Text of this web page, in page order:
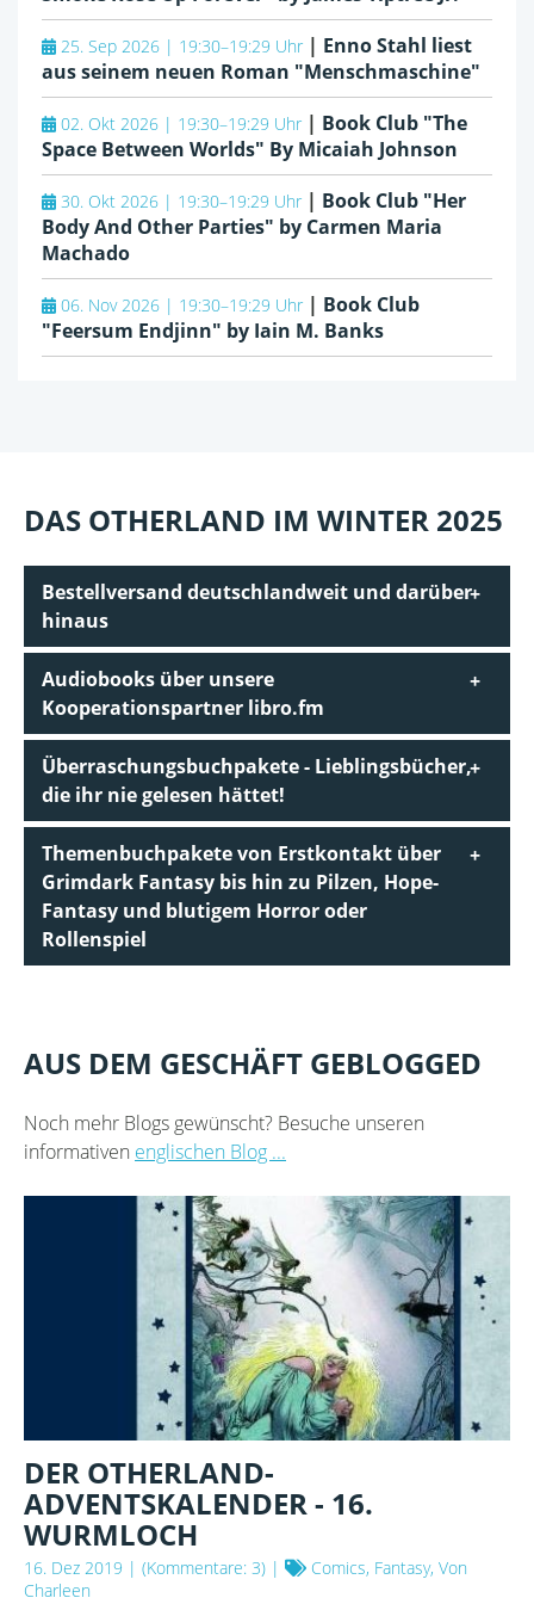
25. Sep 2026 | 19:30–19:29 Uhr | Enno Stahl liest
aus seinem neuen Roman "Menschmaschine"
02. Okt 2026 | 19:30–19:29 Uhr | Book Club "The
Space Between Worlds" By Micaiah Johnson
30. Okt 2026 | 19:30–19:29 Uhr | Book Club "Her
Body And Other Parties" by Carmen Maria
Machado
06. Nov 2026 | 19:30–19:29 Uhr | Book Club
"Feersum Endjinn" by Iain M. Banks
DAS OTHERLAND IM WINTER 2025
Bestellversand deutschlandweit und darüber
hinaus
Audiobooks über unsere
Kooperationspartner libro.fm
Überraschungsbuchpakete - Lieblingsbücher,
die ihr nie gelesen hättet!
Themenbuchpakete von Erstkontakt über
Grimdark Fantasy bis hin zu Pilzen, Hope-
Fantasy und blutigem Horror oder
Rollenspiel
AUS DEM GESCHÄFT GEBLOGGED
Noch mehr Blogs gewünscht? Besuche unseren
informativen englischen Blog ...
DER OTHERLAND-
ADVENTSKALENDER - 16.
WURMLOCH
16. Dez 2019 | (Kommentare: 3) |
Comics, Fantasy, Von
Charleen